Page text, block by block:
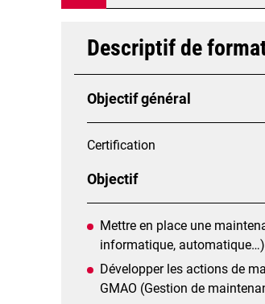
Descriptif de
Objectif général
Certification
Objectif
Mettre en place une
informatique,
Développer les actions de
GMAO (Gestion de